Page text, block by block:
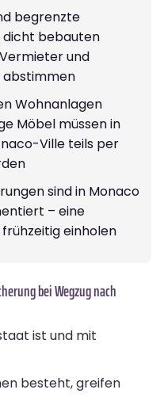
begrenzte
dicht bebauten
und
abstimmen
Wohnanlagen
Möbel müssen in
Ville teils per
sind in Monaco
– eine
einholen
bei Wegzug nach
ist und mit
besteht, greifen